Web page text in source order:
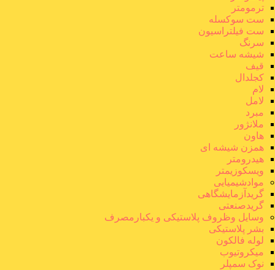
ترمومتر
ست سوکسله
ست فیلتراسیون
سرنگ
شیشه ساعت
قیف
کجلدال
لام
لامل
مبرد
ملانژور
هاون
همزن شیشه ای
هیدرومتر
ویسکوزیمتر
موادشیمیایی
گریدآزمایشگاهی
گریدصنعتی
وسایل وظروف پلاستیکی و یکبارمصرف
بشر پلاستیکی
لوله فالکون
میکروتیوب
نوک سمپلر